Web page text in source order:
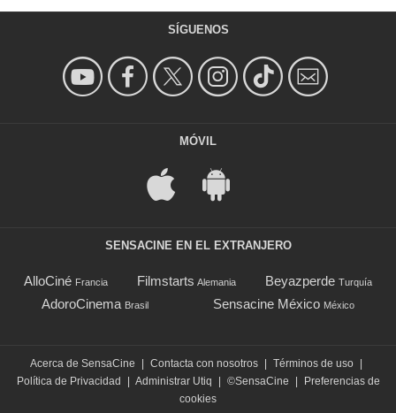
SÍGUENOS
MÓVIL
SENSACINE EN EL EXTRANJERO
AlloCiné Francia Filmstarts Alemania Beyazperde Turquía
AdoroCinema Brasil Sensacine México México
Acerca de SensaCine | Contacta con nosotros | Términos de uso |
Política de Privacidad
| Administrar Utiq | ©SensaCine |
Preferencias de
cookies